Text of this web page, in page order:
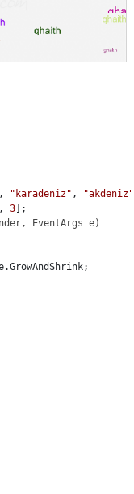
, "karadeniz" ,
"akdeniz"
, 3 ];
EventArgs e)